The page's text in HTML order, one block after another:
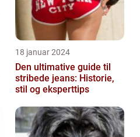
18 januar 2024
Den ultimative guide til
stribede jeans: Historie,
stil og eksperttips